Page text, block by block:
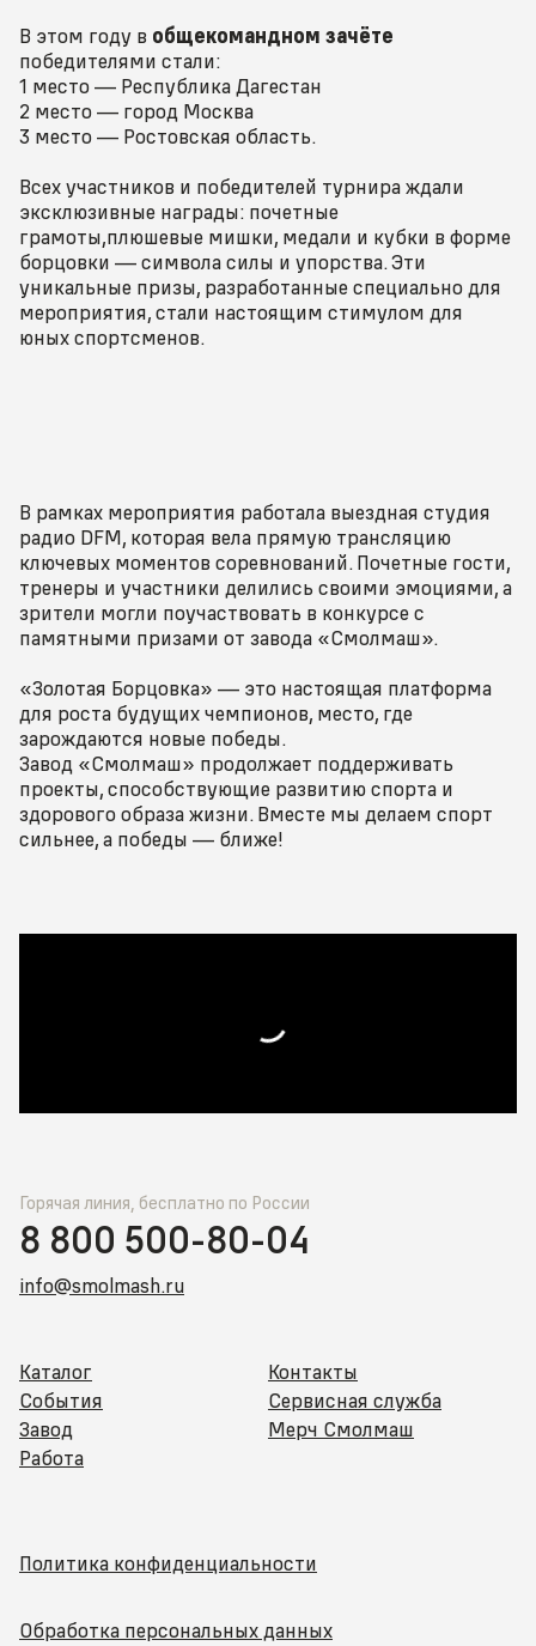
В этом году в общекомандном зачёте
победителями стали:
1 место — Республика Дагестан
2 место — город Москва
3 место — Ростовская область.
Всех участников и победителей турнира ждали
эксклюзивные награды: почетные
грамоты,плюшевые мишки, медали и кубки в форме
борцовки — символа силы и упорства. Эти
уникальные призы, разработанные специально для
мероприятия, стали настоящим стимулом для
юных спортсменов.
В рамках мероприятия работала выездная студия
радио DFM, которая вела прямую трансляцию
ключевых моментов соревнований. Почетные гости,
тренеры и участники делились своими эмоциями, а
зрители могли поучаствовать в конкурсе с
памятными призами от завода «Смолмаш».
«Золотая Борцовка» — это настоящая платформа
для роста будущих чемпионов, место, где
зарождаются новые победы.
Завод «Смолмаш» продолжает поддерживать
проекты, способствующие развитию спорта и
здорового образа жизни. Вместе мы делаем спорт
сильнее, а победы — ближе!
Каталог
События
Завод
Работа
Контакты
Сервисная служба
Мерч Смолмаш
Горячая линия, бесплатно по России
8 800 500-80-04
info@smolmash.ru
Политика конфиденциальности
Обработка персональных данных